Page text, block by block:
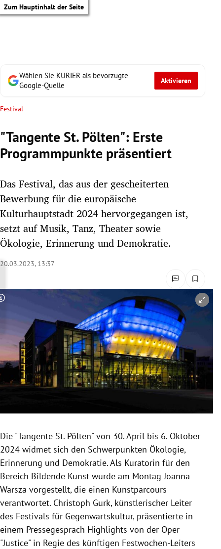
Zum Hauptinhalt der Seite
Untermenü
Untermenü
Untermenü
Untermenü
Untermenü
Untermenü
Wählen Sie KURIER als bevorzugte
Google-Quelle
Aktivieren
Festival
"Tangente St. Pölten": Erste
Programmpunkte präsentiert
Das Festival, das aus der gescheiterten
Bewerbung für die europäische
Kulturhauptstadt 2024 hervorgegangen ist,
setzt auf Musik, Tanz, Theater sowie
Ökologie, Erinnerung und Demokratie.
20.03.2023, 13:37
Copyright-Hinweis öffnen/schließen
Die "Tangente St. Pölten" von 30. April bis 6. Oktober
2024 widmet sich den Schwerpunkten Ökologie,
Erinnerung und Demokratie. Als Kuratorin für den
Bereich Bildende Kunst wurde am Montag Joanna
Warsza vorgestellt, die einen Kunstparcours
verantwortet. Christoph Gurk, künstlerischer Leiter
des Festivals für Gegenwartskultur, präsentierte in
einem Pressegespräch Highlights von der Oper
"Justice" in Regie des künftigen Festwochen-Leiters